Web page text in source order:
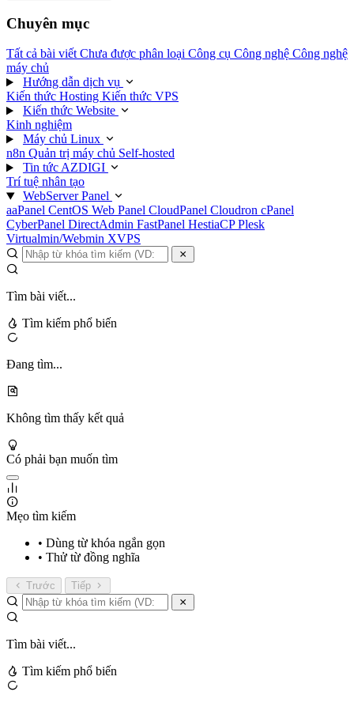
Chuyên mục
Tất cả bài viết Chưa được phân loại Công cụ Công nghệ Công nghệ
máy chủ
Hướng dẫn dịch vụ
Kiến thức Hosting Kiến thức VPS
Kiến thức Website
Kinh nghiệm
Máy chủ Linux
n8n Quản trị máy chủ Self-hosted
Tin tức AZDIGI
Trí tuệ nhân tạo
WebServer Panel
aaPanel CentOS Web Panel CloudPanel Cloudron cPanel
CyberPanel DirectAdmin FastPanel HestiaCPPlesk
Virtualmin/Webmin XVPS
Tìm bài viết...
Tìm kiếm phổ biến
Đang tìm...
Không tìm thấy kết quả
Có phải bạn muốn tìm
Mẹo tìm kiếm
• Dùng từ khóa ngắn gọn
• Thử từ đồng nghĩa
Trước Tiếp
Tìm bài viết...
Tìm kiếm phổ biến